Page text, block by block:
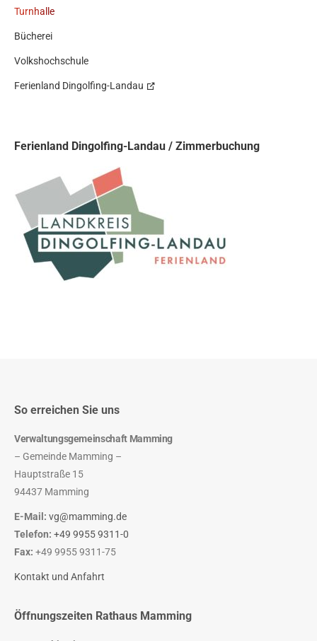
Turnhalle
Bücherei
Volkshochschule
Ferienland Dingolfing-Landau
Ferienland Dingolfing-Landau / Zimmerbuchung
So erreichen Sie uns
Verwaltungsgemeinschaft Mamming
– Gemeinde Mamming –
Hauptstraße 15
94437 Mamming
E-Mail: vg@mamming.de
Telefon: +49 9955 9311-0
Fax: +49 9955 9311-75
Kontakt und Anfahrt
Öffnungszeiten Rathaus Mamming